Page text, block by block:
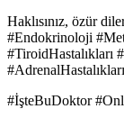
Haklısınız, özür
#Endokrinoloji
#TiroidHastalıkları
#İşteBuDoktor